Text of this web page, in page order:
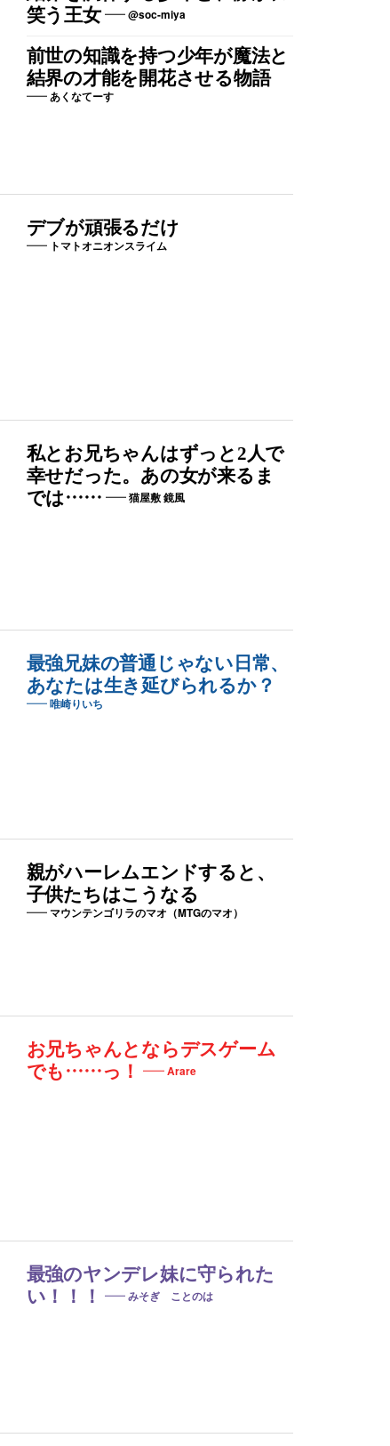
笑う王女
@soc-miya
前世の知識を持つ少年が魔法と
結界の才能を開花させる物語
あくなてーす
デブが頑張るだけ
トマトオニオンスライム
私とお兄ちゃんはずっと2人で
幸せだった。あの女が来るま
では……
猫屋敷 鏡風
最強兄妹の普通じゃない日常、
あなたは生き延びられるか？
唯崎りいち
親がハーレムエンドすると、
子供たちはこうなる
マウンテンゴリラのマオ（MTGのマオ）
お兄ちゃんとならデスゲーム
でも……っ！
Arare
最強のヤンデレ妹に守られた
い！！！
みそぎ ことのは